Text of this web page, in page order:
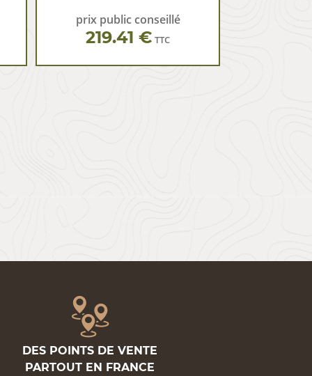
prix public conseillé
219.41 € TTC
DES POINTS DE VENTE
PARTOUT EN FRANCE